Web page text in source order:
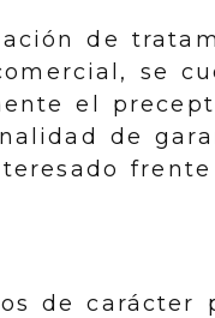
de
se
el
de
frente
de carácter